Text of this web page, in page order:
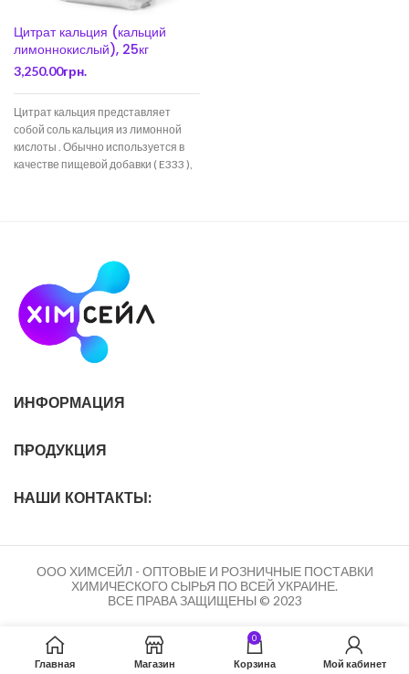
Цитрат кальция (кальций
лимоннокислый), 25кг
3,250.00грн.
Цитрат кальция представляет
собой соль кальция из лимонной
кислоты . Обычно используется в
качестве пищевой добавки ( E333 ),
ИНФОРМАЦИЯ
ПРОДУКЦИЯ
НАШИ КОНТАКТЫ:
ООО ХИМСЕЙЛ - ОПТОВЫЕ И РОЗНИЧНЫЕ ПОСТАВКИ
ХИМИЧЕСКОГО СЫРЬЯ ПО ВСЕЙ УКРАИНЕ.
ВСЕ ПРАВА ЗАЩИЩЕНЫ © 2023
Главная Магазин
0
Корзина Мой кабинет